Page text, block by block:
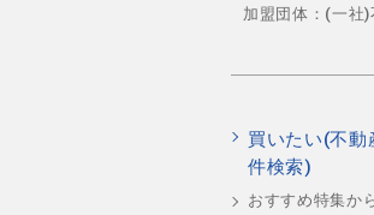
加盟団体：(一
買いたい(不動
件検索)
おすすめ特集か